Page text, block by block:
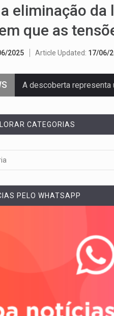
eliminação da
que as
2025 Article Updated: 17/06/
A descoberta representa
Um dos casos mais
A cidade de Bunia,
O pagamento marca o
O programa, cuja
A nova legislação
O Departamento de
A final coloca frente a
CATEGORIAS
PELO WHATSAPP